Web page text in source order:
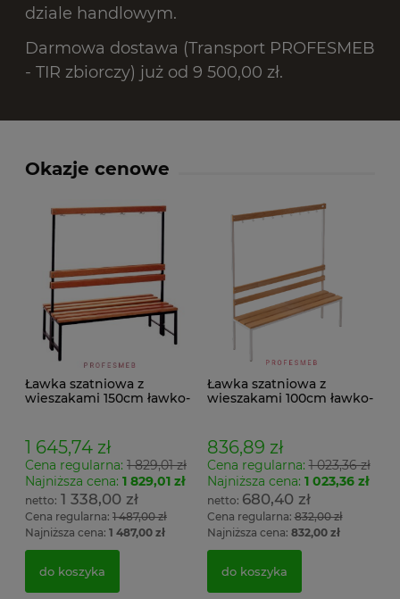
dziale handlowym.
Darmowa dostawa (Transport PROFESMEB
- TIR zbiorczy) już od 9 500,00 zł.
Okazje cenowe
Ławka szatniowa z
wieszakami 150cm ławko-
1 645,74 zł
Cena regularna: 1 829,01 zł
Najniższa cena: 1 829,01 zł
1 338,00 zł
Cena regularna: 1 487,00 zł
Najniższa cena: 1 487,00 zł
do koszyka
Ławka szatniowa z
wieszakami 100cm ławko-
836,89 zł
Cena regularna:1 023,36 zł
Najniższa cena: 1 023,36 zł
680,40 zł
Cena regularna:832,00 zł
Najniższa cena: 832,00 zł
do koszyka